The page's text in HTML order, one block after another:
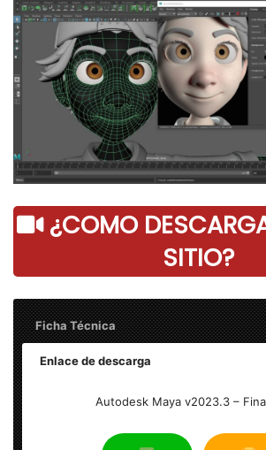
¿COMO
SITIO?
Ficha Técnica
Enlace de descarga
Autodesk Maya v2023.3 –